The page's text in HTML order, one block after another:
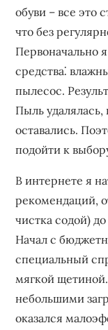
обуви – все это
что без
Первоначально
средства⁚
пылесос.
Пыль удалялась,
оставались.
подойти к
В интернете я
рекомендаций,
чистка содой)
Начал с
специальный
мягкой
небольшими
оказался